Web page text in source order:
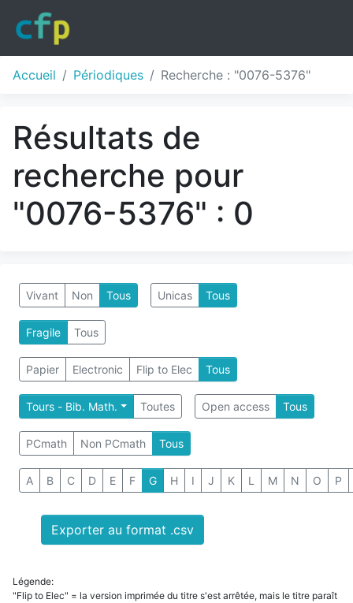
Accueil Périodiques Recherche : "0076-5376"
Résultats de
recherche pour
"0076-5376" : 0
Vivant Non Tous Unicas Tous
Fragile Tous
Papier Electronic Flip to Elec Tous
Tours - Bib. Math. Toutes Open access Tous
PCmath Non PCmath Tous
A B C D E F G H I J K L M N O P
Exporter au format .csv
Légende:
"Flip to Elec" = la version imprimée du titre s'est arrêtée, mais le titre paraît